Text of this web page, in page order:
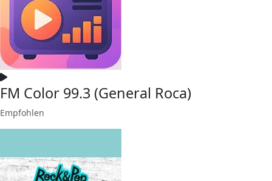
FM Color 99.3 (General Roca)
Empfohlen